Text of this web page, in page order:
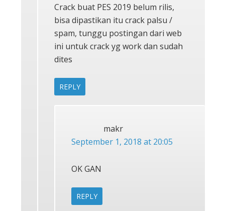
Crack buat PES 2019 belum rilis,
bisa dipastikan itu crack palsu /
spam, tunggu postingan dari web
ini untuk crack yg work dan sudah
dites
REPLY
makr
September 1, 2018 at 20:05
OK GAN
REPLY